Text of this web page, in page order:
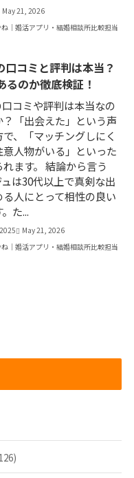
May 21, 2026
｜婚活アプリ・結婚相談所比較担当
口コミと評判は本当？
るのか徹底検証！
口コミや評判は本当なの
？「出会えた」という声
、「マッチングしにく
意人物がいる」といった
ます。 結論から言う
ュは30代以上で真剣な出
人にとって相性の良い
た...
May 21, 2026
｜婚活アプリ・結婚相談所比較担当